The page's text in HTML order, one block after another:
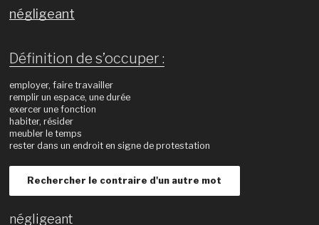
négligeant
Définition de s’occuper :
employer, faire travailler
remplir un espace, une durée
exercer une fonction
habiter, résider
meubler le temps
rester dans un endroit en signe de protestation
Rechercher le contraire d'un autre mot
négligeant